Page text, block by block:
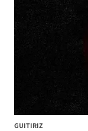
GUITIRIZ